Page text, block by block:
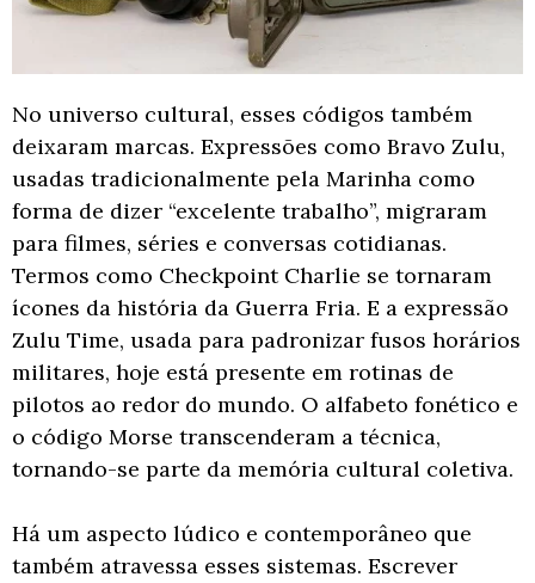
No universo cultural, esses códigos também
deixaram marcas. Expressões como Bravo Zulu,
usadas tradicionalmente pela Marinha como
forma de dizer “excelente trabalho”, migraram
para filmes, séries e conversas cotidianas.
Termos como Checkpoint Charlie se tornaram
ícones da história da Guerra Fria. E a expressão
Zulu Time, usada para padronizar fusos horários
militares, hoje está presente em rotinas de
pilotos ao redor do mundo. O alfabeto fonético e
o código Morse transcenderam a técnica,
tornando-se parte da memória cultural coletiva.
Há um aspecto lúdico e contemporâneo que
também atravessa esses sistemas. Escrever